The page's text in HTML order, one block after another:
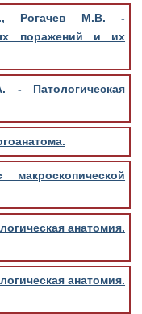
Рогачев М.В. -
поражений и их
- Патологическая
анатомия.
анатомия.